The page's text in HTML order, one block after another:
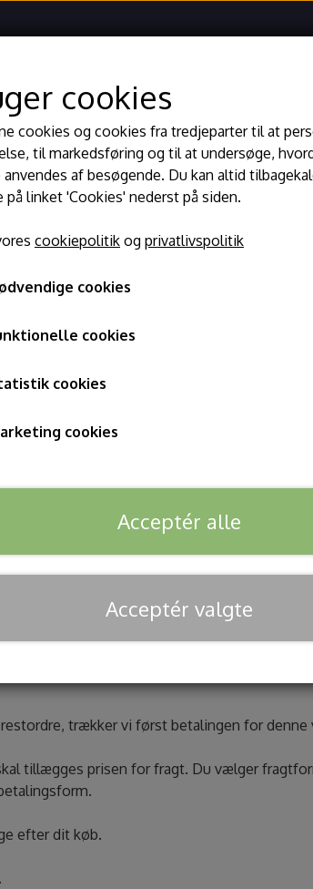
Kontakt Events og shop Åbningstider
på køb af varer på www.tanteanna.dk
Event ApS, CVR-nr. 45945871, adresse
der handler via www.tanteanna.dk.
Mastercard kreditkort, Mastercard
Visa eller Mastercard) vil
typisk blive ophævet/frigivet efter 1-2
trækker vi først betalingen for denne
tillægges prisen for fragt. Du vælger
efter dit køb.
cookies
cookies og cookies fra tredjeparter til at
til markedsføring og til at undersøge,
af besøgende. Du kan altid
på linket 'Cookies' nederst på siden.
cookiepolitik og privatlivspolitik
cookies
cookies
cookies
cookies
Acceptér alle
Acceptér valgte